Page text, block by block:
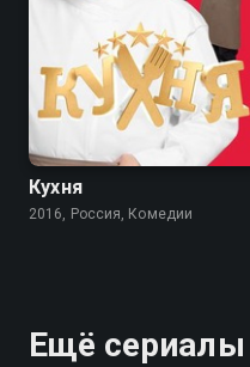
8.2 8.4
Кухня
2016, Россия, Комедии
Ещё